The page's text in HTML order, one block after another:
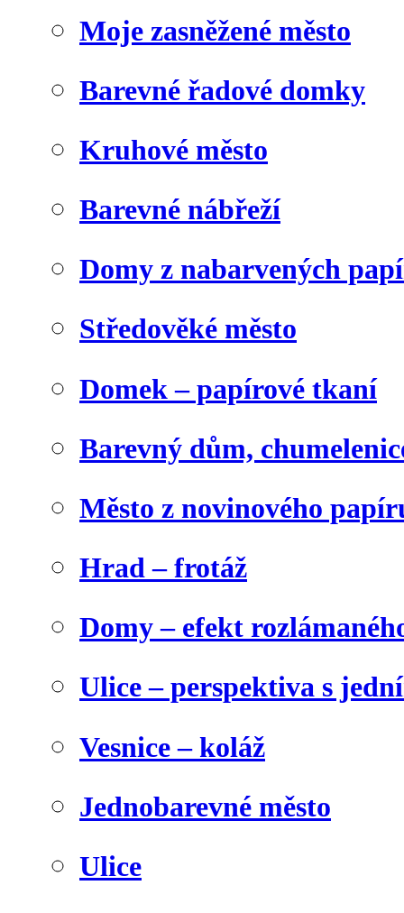
Moje zasněžené město
Barevné řadové domky
Kruhové město
Barevné nábřeží
Domy z nabarvených
Středověké město
Domek – papírové tkaní
Barevný dům,
Město z novinového
Hrad – frotáž
Domy – efekt
Ulice – perspektiva s
Vesnice – koláž
Jednobarevné město
Ulice